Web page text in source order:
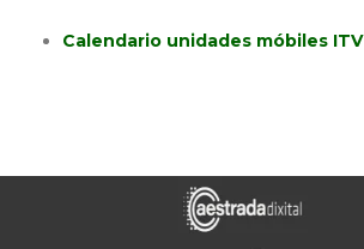
Calendario unidades móbiles ITV